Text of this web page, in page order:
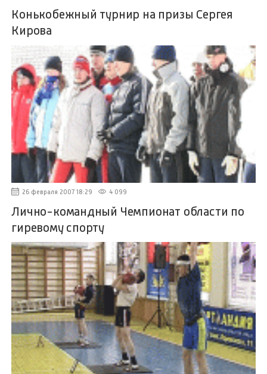
Конькобежный турнир на призы Сергея
Кирова
26 февраля 2007 18:29 4 099
Лично-командный Чемпионат области по
гиревому спорту